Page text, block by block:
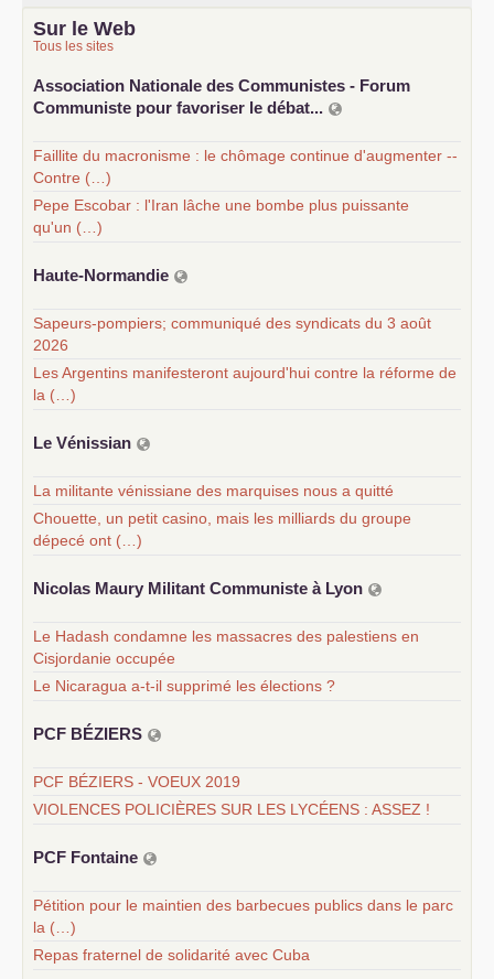
Sur le Web
Tous les sites
Association Nationale des Communistes - Forum
Communiste pour favoriser le débat...
Faillite du macronisme : le chômage continue d'augmenter --
Contre (…)
Pepe Escobar : l'Iran lâche une bombe plus puissante
qu'un (…)
Haute-Normandie
Sapeurs-pompiers; communiqué des syndicats du 3 août
2026
Les Argentins manifesteront aujourd'hui contre la réforme de
la (…)
Le Vénissian
La militante vénissiane des marquises nous a quitté
Chouette, un petit casino, mais les milliards du groupe
dépecé ont (…)
Nicolas Maury Militant Communiste à Lyon
Le Hadash condamne les massacres des palestiens en
Cisjordanie occupée
Le Nicaragua a-t-il supprimé les élections ?
PCF BÉZIERS
PCF BÉZIERS - VOEUX 2019
VIOLENCES POLICIÈRES SUR LES LYCÉENS : ASSEZ !
PCF Fontaine
Pétition pour le maintien des barbecues publics dans le parc
la (…)
Repas fraternel de solidarité avec Cuba